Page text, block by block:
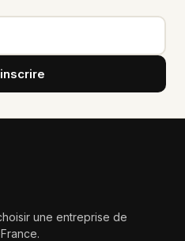
une entreprise de